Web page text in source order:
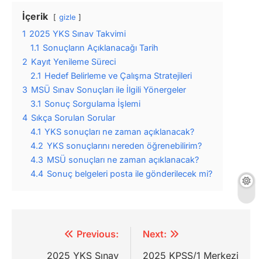
İçerik gizle
1 2025 YKS Sınav Takvimi
1.1 Sonuçların Açıklanacağı Tarih
2 Kayıt Yenileme Süreci
2.1 Hedef Belirleme ve Çalışma Stratejileri
3 MSÜ Sınav Sonuçları ile İlgili Yönergeler
3.1 Sonuç Sorgulama İşlemi
4 Sıkça Sorulan Sorular
4.1 YKS sonuçları ne zaman açıklanacak?
4.2 YKS sonuçlarını nereden öğrenebilirim?
4.3 MSÜ sonuçları ne zaman açıklanacak?
4.4 Sonuç belgeleri posta ile gönderilecek mi?
Previous:
2025 YKS Sınav
Next:
2025 KPSS/1 Merkezi